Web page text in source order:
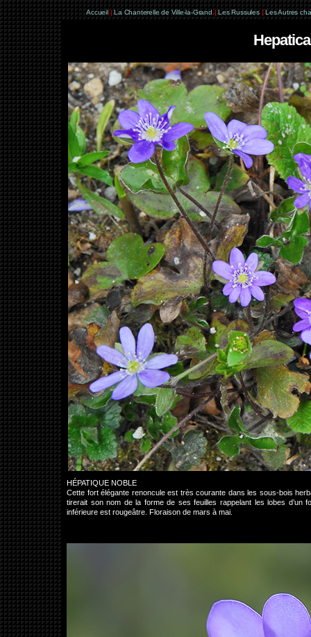
Accueil | La Chanterelle de Ville-la-Grand | Les Russules | Les Autres
HÉPATIQUE NOBLE
Cette fort élégante renoncule est très courante dans les sous-bois
tirerait son nom de la forme de ses feuilles rappelant les lobes d’un
inférieure est rougeâtre. Floraison de mars à mai.